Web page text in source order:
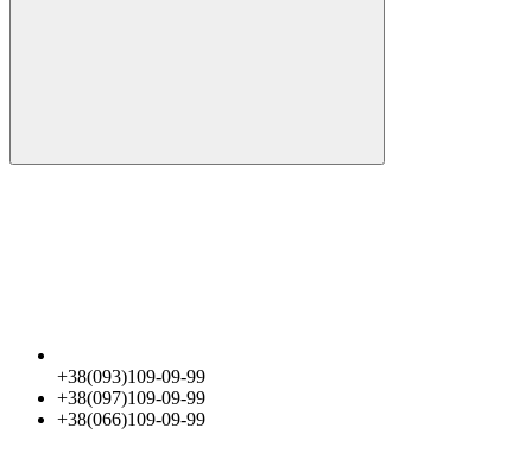
+38(093)109-09-99
+38(097)109-09-99
+38(066)109-09-99